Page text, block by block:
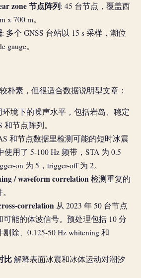
zone 节点阵列: 45 台节点，覆盖西
x 700 m。
: 多个 GNSS 台站以 15 s 采样，潮位
gauge。
朴素，但很适合数据说明型文章：
境下的噪声水平，包括岩岛、稳定
节点阵列。
和节点数据里检测可能的短时冰震
使用了 5-100 Hz 频带，STA 为 0.5
on 为 5，trigger-off 为 2。
/ waveform correlation 检测重复的
correlation 从 2023 年 50 台节点
能的体波信号。预处理包括 10 分
除、0.125-50 Hz whitening 和
比解释表面冰震和冰体运动对潮汐